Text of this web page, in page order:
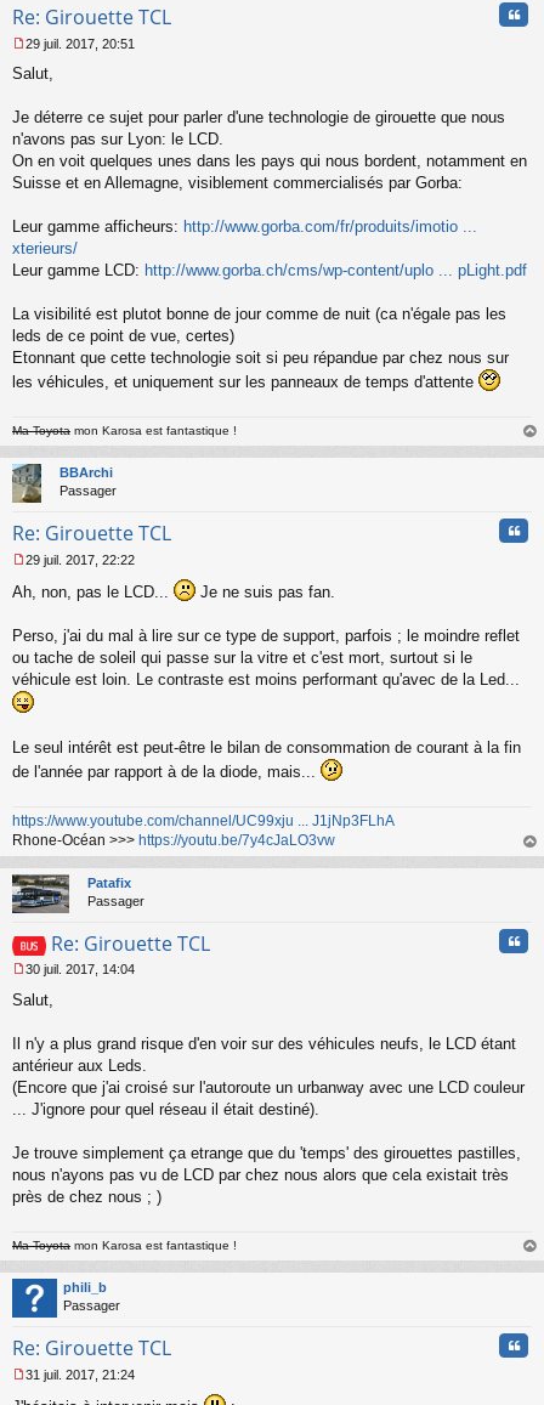
Re: Girouette TCL
e
s
g
e
n
n
u
29 juil. 2017, 20:51
Salut,
Je déterre ce sujet pour parler d'une technologie de girouette que nous
n'avons pas sur Lyon: le LCD.
On en voit quelques unes dans les pays qui nous bordent, notamment en
Suisse et en Allemagne, visiblement commercialisés par Gorba:
Leur gamme afficheurs: http://www.gorba.com/fr/produits/imotio ...
xterieurs/
Leur gamme LCD: http://www.gorba.ch/cms/wp-content/uplo ... pLight.pdf
La visibilité est plutot bonne de jour comme de nuit (ca n'égale pas les
leds de ce point de vue, certes)
Etonnant que cette technologie soit si peu répandue par chez nous sur
les véhicules, et uniquement sur les panneaux de temps d'attente
Ma Toyota mon Karosa est fantastique !
au
BBArchi
Passager
Re: Girouette TCL
e
a
g
e
n
l
u
29 juil. 2017, 22:22
Ah, non, pas le LCD... Je ne suis pas fan.
Perso, j'ai du mal à lire sur ce type de support, parfois ; le moindre reflet
ou tache de soleil qui passe sur la vitre et c'est mort, surtout si le
véhicule est loin. Le contraste est moins performant qu'avec de la Led...
Le seul intérêt est peut-être le bilan de consommation de courant à la fin
de l'année par rapport à de la diode, mais...
https://www.youtube.com/channel/UC99xju ... J1jNp3FLhA
Rhone-Océan >>> https://youtu.be/7y4cJaLO3vw
au
Patafix
Passager
Re: Girouette TCL
e
s
g
e
n
n
u
30 juil. 2017, 14:04
Salut,
Il n'y a plus grand risque d'en voir sur des véhicules neufs, le LCD étant
antérieur aux Leds.
(Encore que j'ai croisé sur l'autoroute un urbanway avec une LCD couleur
... J'ignore pour quel réseau il était destiné).
Je trouve simplement ça etrange que du 'temps' des girouettes pastilles,
nous n'ayons pas vu de LCD par chez nous alors que cela existait très
près de chez nous ; )
Ma Toyota mon Karosa est fantastique !
au
phili_b
Passager
Re: Girouette TCL
31 juil. 2017, 21:24